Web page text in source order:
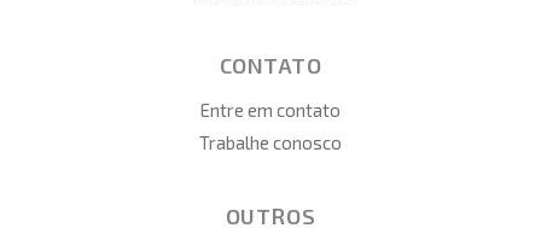
CONTATO
Entre em contato
Trabalhe conosco
OUTROS